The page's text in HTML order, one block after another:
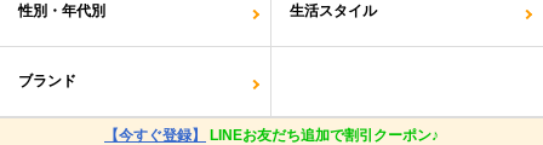
性別・年代別 生活スタイル
ブランド
【今すぐ登録】 LINEお友だち追加で割引クーポン♪